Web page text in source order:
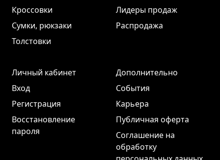
Кроссовки
Сумки, рюкзаки
Толстовки
Лидеры продаж
Распродажа
Личный кабинет
Вход
Регистрация
Восстановление
пароля
Дополнительно
События
Карьера
Публичная оферта
Соглашение на
обработку